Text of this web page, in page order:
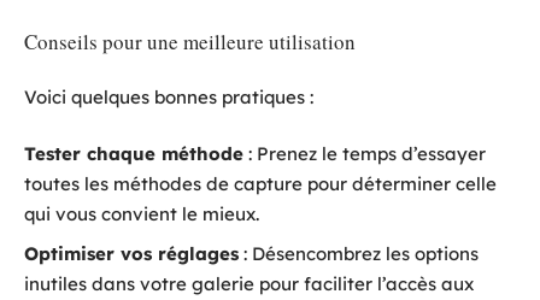
Conseils pour une meilleure utilisation
Voici quelques bonnes pratiques :
Tester chaque méthode : Prenez le temps d’essayer
toutes les méthodes de capture pour déterminer celle
qui vous convient le mieux.
Optimiser vos réglages : Désencombrez les options
inutiles dans votre galerie pour faciliter l’accès aux